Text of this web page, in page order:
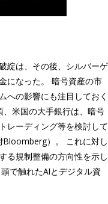
綻は、その後、シルバーゲ
になった。 暗号資産の市
への影響にも注目しておく
米国の大手銀行は、暗号
レーディング等を検討して
）。 これに対し
る規制整備の方向性を示し
で触れたAIとデジタル資